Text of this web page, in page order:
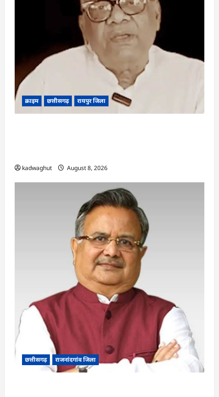
क्राइम छत्तीसगढ़ रायपुर जिला
kadwaghut August 8, 2026
छत्तीसगढ़ राजनांदगांव जिला